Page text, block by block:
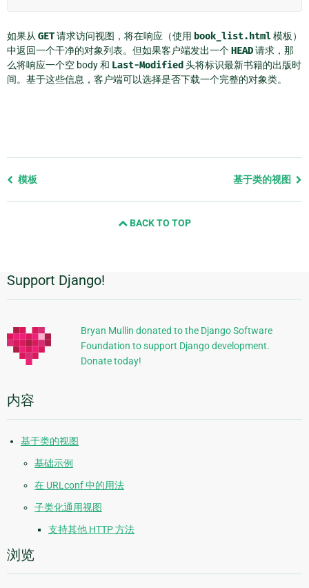
如果从 GET请求访问视图，将在响应（使用 book_list.html模板）
中返回一个干净的对象列表。但如果客户端发出一个HEAD请求，那
么将响应一个空 body 和 Last-Modified 头将标识最新书籍的出版时
间。基于这些信息，客户端可以选择是否下载一个完整的对象类。
Previous
模板 基于类的视图
BACK TO TOP
附
加
信
息
Support Django!
Bryan Mullin donated to the Django Software
Foundation to support Django development.
Donate today!
内容
基于类的视图
基础示例
在 URLconf 中的用法
子类化通用视图
支持其他 HTTP 方法
浏览